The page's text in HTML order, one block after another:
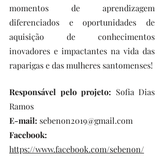
momentos de aprendizagem
diferenciados e oportunidades de
aquisição de conhecimentos
inovadores e impactantes na vida das
raparigas e das mulheres santomenses!
Responsável pelo projeto: Sofia Dias
Ramos
E-mail: sebenon2019@gmail.com
Facebook:
https://www.facebook.com/sebenon/